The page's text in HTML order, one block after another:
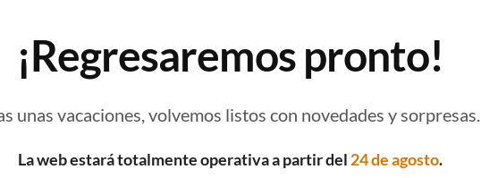
¡Regresaremos pronto!
unas vacaciones, volvemos listos con novedades y sorpresas.
La web estará totalmente operativa a partir del 24 de agosto.